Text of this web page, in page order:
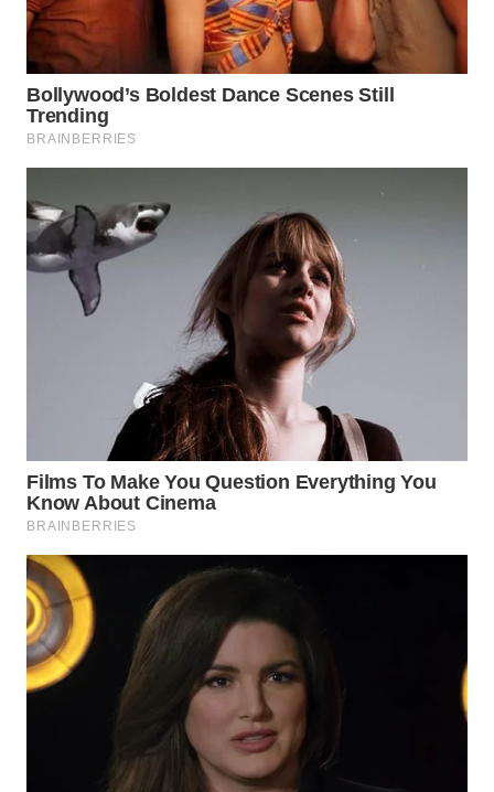
WN
BEKASI
WN
BOGOR
DEPOK
WN
TAPANULI
WN
PADANG
LAWAS
WN
SUMEDANG
WN
CIANJUR